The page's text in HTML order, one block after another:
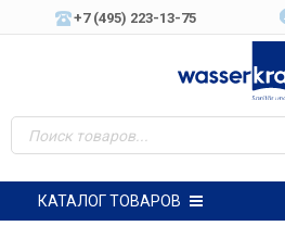
+7 (495) 223-13-75
КАТАЛОГ ТОВАРОВ